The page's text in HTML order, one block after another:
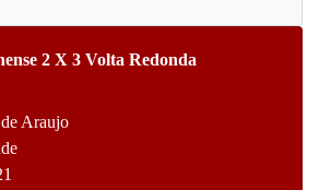
2 X 3 Volta Redonda
Araujo